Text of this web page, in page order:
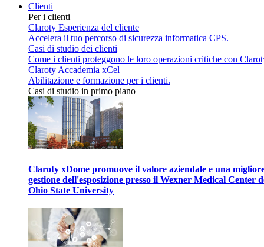
Clienti
Per i clienti
Claroty Esperienza del cliente
Accelera il tuo percorso di sicurezza informatica CPS.
Casi di studio dei clienti
Come i clienti proteggono le loro operazioni critiche con
Claroty Accademia xCel
Abilitazione e formazione per i clienti.
Casi di studio in primo piano
Claroty xDome promuove il valore aziendale e una
gestione dell'esposizione presso il Wexner Medical Center
Ohio State University